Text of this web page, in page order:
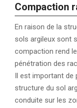
Compaction
En raison de la
sols argileux sont
compaction rend
pénétration des
Il est important de
structure du sol
conduite sur les